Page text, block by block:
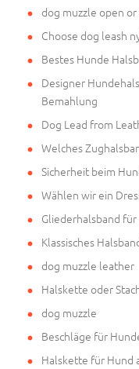
dog muzzle open or
Choose dog leash
Bestes Hunde
Designer
Bemahlung
Dog Lead from
Welches
Sicherheit beim
Wählen wir ein
Gliederhalsband
Klassisches
dog muzzle leather
Halskette oder
dog muzzle
Beschläge für
Halskette für Hund